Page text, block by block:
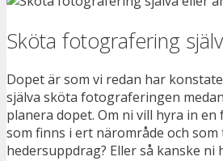
Sköta fotografering
Dopet är som vi redan har
själva sköta fotograferingen
planera dopet. Om ni vill hyra in
som finns i ert närområde och
hedersuppdrag? Eller så kanske